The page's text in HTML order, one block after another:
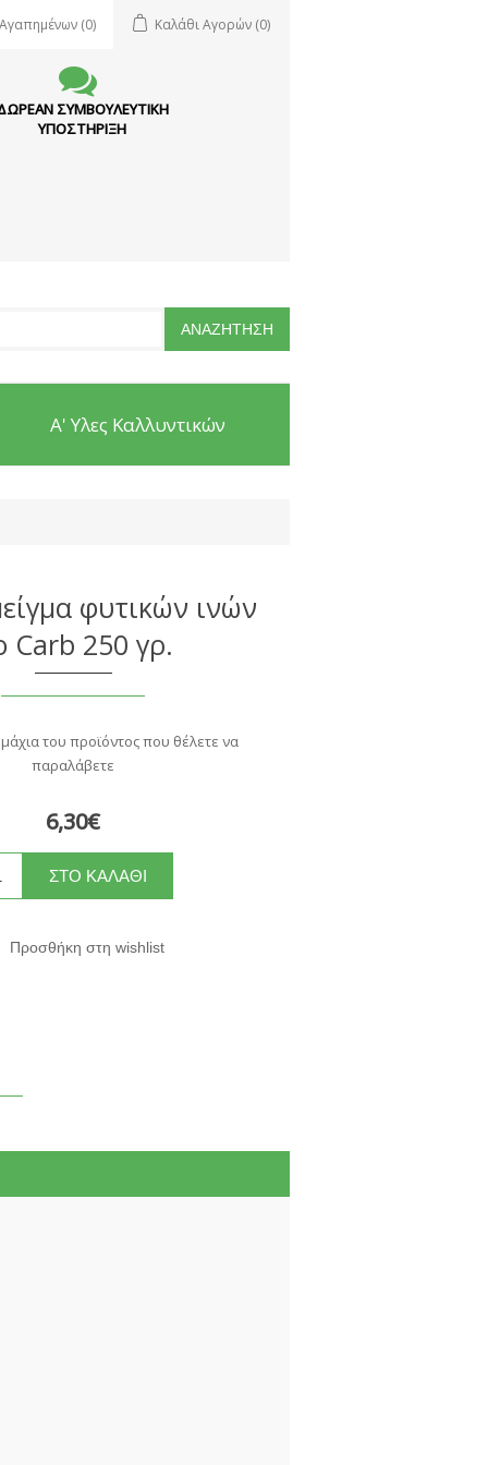
(0) Καλάθι Αγορών (0)
ΣΥΜΒΟΥΛΕΥΤΙΚΗ
ΥΠΟΣΤΗΡΙΞΗ
Α' Υλες Καλλυντικών
φυτικών ινών
Carb 250 γρ.
του προϊόντος που θέλετε να
παραλάβετε
6,30€